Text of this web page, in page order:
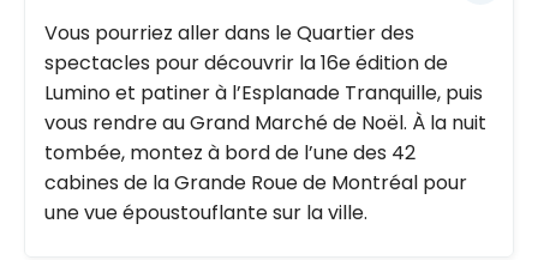
Vous pourriez aller dans le Quartier des
spectacles pour découvrir la 16e édition de
Lumino et patiner à l’Esplanade Tranquille, puis
vous rendre au Grand Marché de Noël. À la nuit
tombée, montez à bord de l’une des 42
cabines de la Grande Roue de Montréal pour
une vue époustouflante sur la ville.